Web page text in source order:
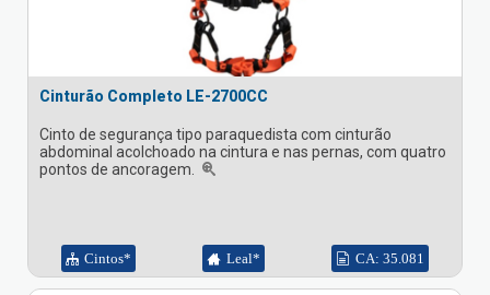
Cinturão Completo LE-2700CC
Cinto de segurança tipo paraquedista com cinturão
abdominal acolchoado na cintura e nas pernas, com quatro
pontos de ancoragem.
Cintos* Leal* CA: 35.081